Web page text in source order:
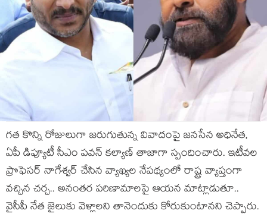
గ‌త కొన్ని రోజులుగా జ‌రుగుతున్న వివాదంపై జ‌న‌సేన అధినేత‌,
ఏపీ డిప్యూటీ సీఎం ప‌వ‌న్ క‌ల్యాణ్ తాజాగా స్పందించారు. ఇటీవ‌ల
ప్రొఫెస‌ర్ నాగేశ్వ‌ర్ చేసిన వ్యాఖ్య‌ల నేప‌థ్యంలో రాష్ట్ర వ్యాప్తంగా
వ‌చ్చిన చ‌ర్చ‌.. అనంత‌ర ప‌రిణామాల‌పై ఆయ‌న మాట్లాడుతూ..
వైసీపీ నేత జైలుకు వెళ్లాల‌ని తానెందుకు కోరుకుంటాన‌ని చెప్పారు.